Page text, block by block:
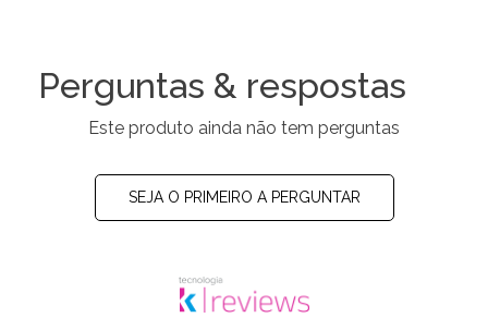
Perguntas & respostas
Este produto ainda não tem perguntas
SEJA O PRIMEIRO A PERGUNTAR